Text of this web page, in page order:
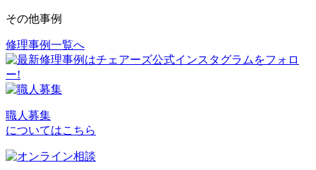
その他事例
投
稿
ナ
ビ
ゲ
ー
修理事例一覧へ
職人募集
についてはこちら